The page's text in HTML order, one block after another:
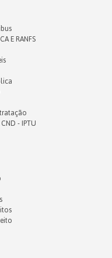
E RANFS
- IPTU